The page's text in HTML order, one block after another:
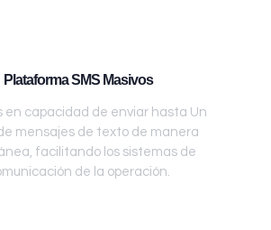
Plataforma SMS Masivos
en capacidad de enviar hasta Un
mensajes de texto de manera
facilitando los sistemas de
de la operación.